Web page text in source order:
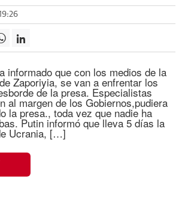
informado que con los medios de la
Zaporiyia, se van a enfrentar los
de la presa. Especialistas
al margen de los Gobiernos,pudiera
la presa., toda vez que nadie ha
Putin informó que lleva 5 días la
Ucrania, […]